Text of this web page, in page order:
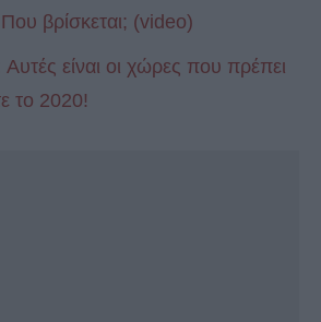
βρίσκεται; (video)
είναι οι χώρες που πρέπει
το 2020!